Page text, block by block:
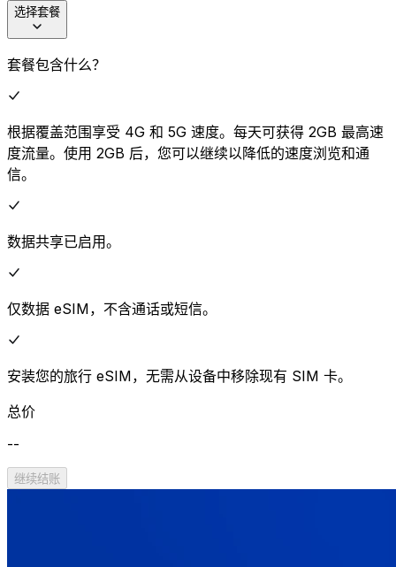
选择套餐
套餐包含什么？
根据覆盖范围享受 4G 和 5G 速度。每天可获得 2GB 最高速
度流量。使用 2GB 后，您可以继续以降低的速度浏览和通
信。
数据共享已启用。
仅数据 eSIM，不含通话或短信。
安装您的旅行 eSIM，无需从设备中移除现有 SIM 卡。
总价
--
继续结账